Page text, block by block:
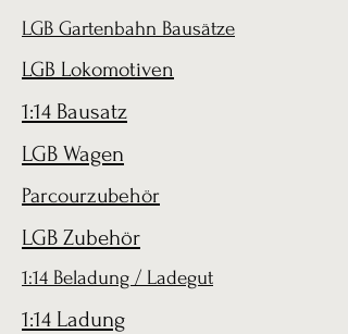
LGB Gartenbahn Bausätze
LGB Lokomotiven
1:14 Bausatz
LGB Wagen
Parcourzubehör
LGB Zubehör
1:14 Beladung / Ladegut
1:14 Ladung